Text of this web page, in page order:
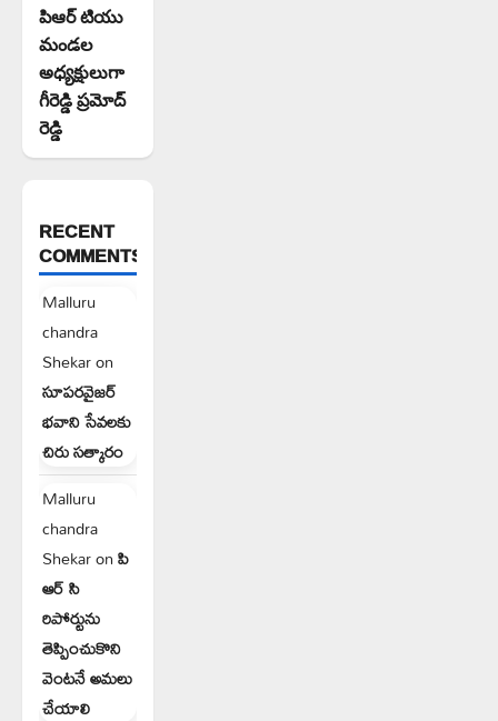
పిఆర్ టియు
మండల
అధ్యక్షులుగా
గీరెడ్డి ప్రమోద్
రెడ్డి
RECENT
COMMENTS
Malluru
chandra
Shekaron
సూపరవైజర్
భవాని సేవలకు
చిరు సత్కారం
Malluru
chandra
Shekaronపి
ఆర్ సి
రిపోర్టును
తెప్పించుకొని
వెంటనే అమలు
చేయాలి